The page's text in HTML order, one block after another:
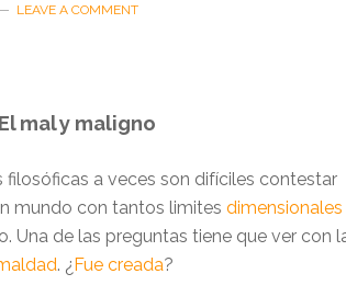
LEAVE A COMMENT
El mal y maligno
filosóficas a veces son difíciles contestar
mundo con tantos limites dimensionales
Una de las preguntas tiene que ver con
. ¿Fue creada?